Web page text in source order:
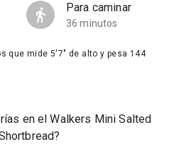
Para caminar
36 minutos
que mide 5'7" de alto y pesa 144
en el Walkers Mini Salted